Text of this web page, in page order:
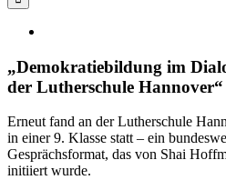
Bild
„Demokratiebildung im
der Lutherschule Hannover“
Erneut fand an der Lutherschule
in einer 9. Klasse statt – ein
Gesprächsformat, das von Shai
initiiert wurde.